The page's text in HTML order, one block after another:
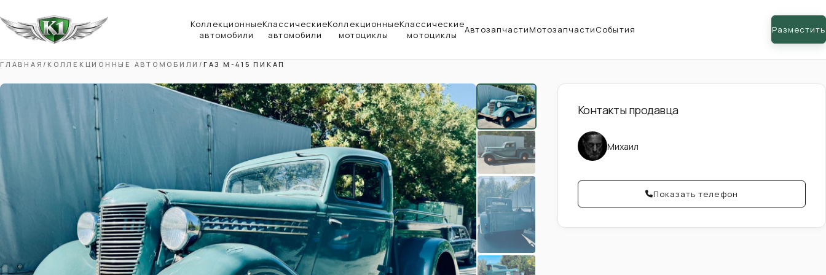
Коллекционные
автомобили
Классические
автомобили
Коллекционные
мотоциклы
Классические
мотоциклы
АвтозапчастиМотозапчастиСобытия Разместить
ГЛАВНАЯ/ КОЛЛЕКЦИОННЫЕ АВТОМОБИЛИ / ГАЗ М-415 ПИКАП
Контакты продавца
Михаил
Показать телефон